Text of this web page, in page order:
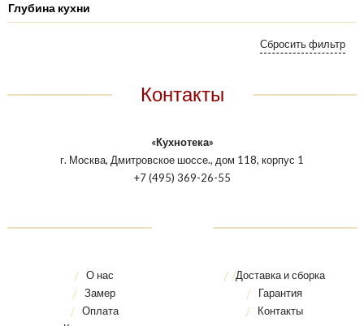
Глубина кухни
Контакты
«Кухнотека»
г. Москва, Дмитровское шоссе., дом 118, корпус 1
+7 (495) 369-26-55
О нас
Замер
Оплата
Доставка и сборка
Гарантия
Контакты